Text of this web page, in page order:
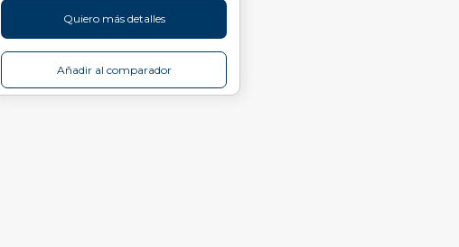
Quiero más detalles
Añadir al comparador